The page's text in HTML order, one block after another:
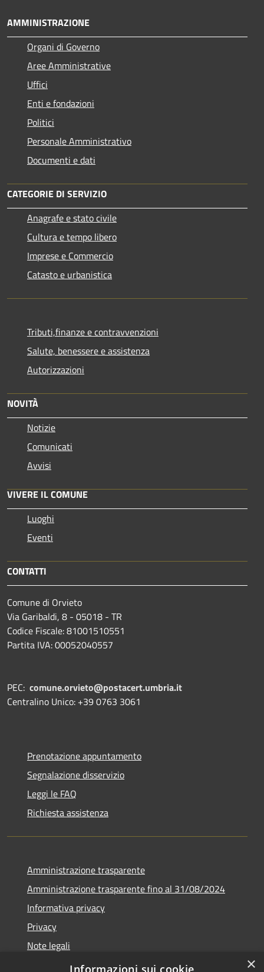
AMMINISTRAZIONE
Organi di Governo
Aree Amministrative
Uffici
Enti e fondazioni
Politici
Personale Amministrativo
Documenti e dati
CATEGORIE DI SERVIZIO
Anagrafe e stato civile
Cultura e tempo libero
Imprese e Commercio
Catasto e urbanistica
Tributi,finanze e contravvenzioni
Salute, benessere e assistenza
Autorizzazioni
NOVITÀ
Notizie
Comunicati
Avvisi
VIVERE IL COMUNE
Luoghi
Eventi
CONTATTI
Comune di Orvieto
Via Garibaldi, 8 - 05018 - TR
Codice Fiscale: 81001510551
Partita IVA: 00052040557
PEC: comune.orvieto@postacert.umbria.it
Centralino Unico: +39 0763 3061
Prenotazione appuntamento
Segnalazione disservizio
Leggi le FAQ
Richiesta assistenza
Amministrazione trasparente
Amministrazione trasparente fino al 31/08/2024
Informativa privacy
Privacy
Note legali
Dichiarazione di accessibilità
×
Informazioni sui cookie